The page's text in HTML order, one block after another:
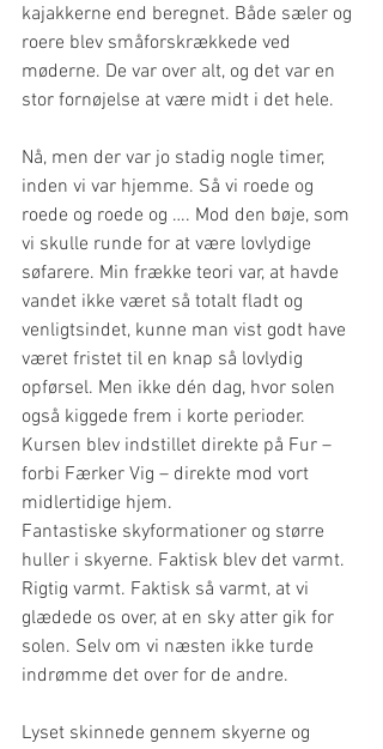
kajakkerne end beregnet. Både sæler og
roere blev småforskrækkede ved
møderne. De var over alt, og det var en
stor fornøjelse at være midt i det hele.
Nå, men der var jo stadig nogle timer,
inden vi var hjemme. Så vi roede og
roede og roede og …. Mod den bøje, som
vi skulle runde for at være lovlydige
søfarere. Min frække teori var, at havde
vandet ikke været så totalt fladt og
venligtsindet, kunne man vist godt have
været fristet til en knap så lovlydig
opførsel. Men ikke dén dag, hvor solen
også kiggede frem i korte perioder.
Kursen blev indstillet direkte på Fur –
forbi Færker Vig – direkte mod vort
midlertidige hjem.
Fantastiske skyformationer og større
huller i skyerne. Faktisk blev det varmt.
Rigtig varmt. Faktisk så varmt, at vi
glædede os over, at en sky atter gik for
solen. Selv om vi næsten ikke turde
indrømme det over for de andre.
Lyset skinnede gennem skyerne og